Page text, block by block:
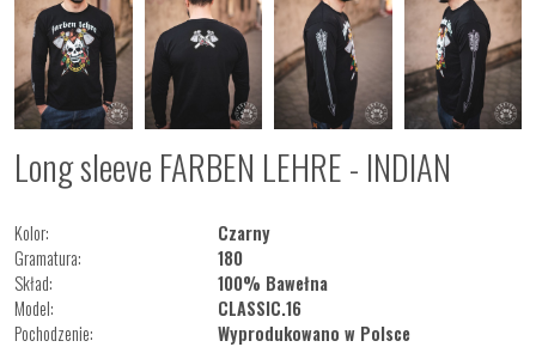
Long sleeve FARBEN LEHRE - INDIAN
Kolor:
Czarny
Gramatura:
180
Skład:
100% Bawełna
Model:
CLASSIC.16
Pochodzenie:
Wyprodukowano w Polsce